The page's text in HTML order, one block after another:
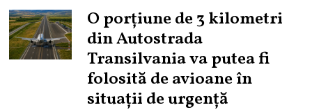
O porțiune de 3 kilometri
din Autostrada
Transilvania va putea fi
folosită de avioane în
situații de urgență